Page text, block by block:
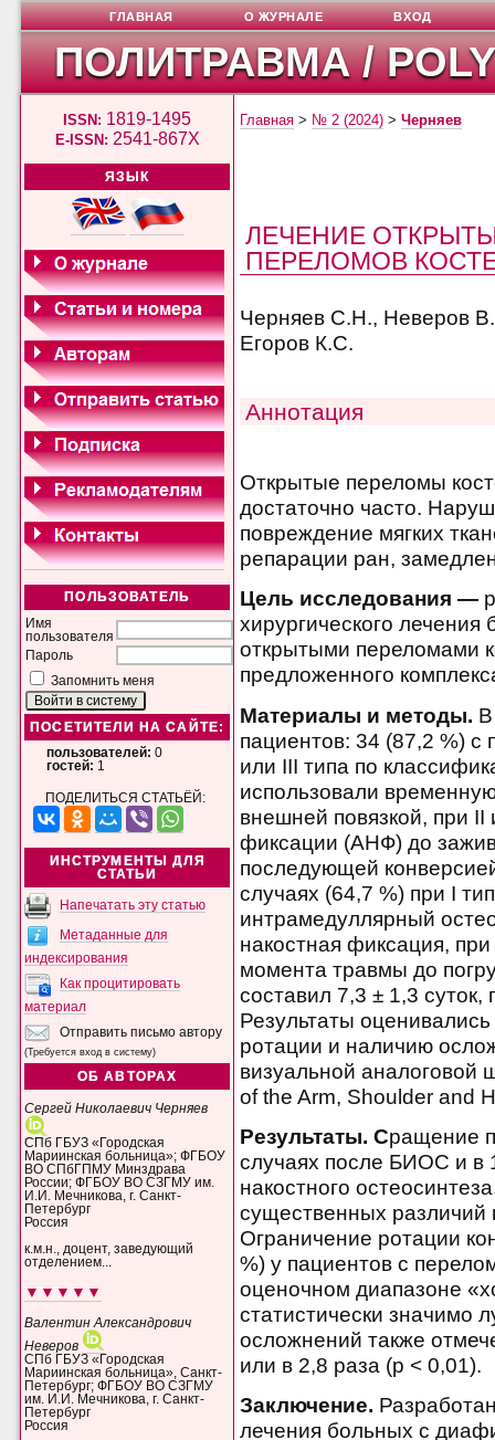
ПОЛИТРАВМА /
ISSN: 1819-1495
E-ISSN: 2541-867X
ЯЗЫК
ПОЛЬЗОВАТЕЛЬ
Имя
пользователя
Пароль
Запомнить меня
ПОСЕТИТЕЛИ НА САЙТЕ:
пользователей: 0
гостей: 1
ПОДЕЛИТЬСЯ СТАТЬЁЙ:
ИНСТРУМЕНТЫ ДЛЯ
СТАТЬИ
Напечатать эту статью
Метаданные для
индексирования
Как процитировать
материал
Отправить письмо автору
(Требуется вход в систему)
ОБ АВТОРАХ
Сергей Николаевич Черняев
СПб ГБУЗ «Городская
Мариинская больница»; ФГБОУ
ВО СПбГПМУ Минздрава
России; ФГБОУ ВО СЗГМУ им.
И.И. Мечникова, г. Санкт-
Петербург
Россия
к.м.н., доцент, заведующий
отделением...
▼▼▼▼▼
Валентин Александрович
Неверов
СПб ГБУЗ «Городская
Мариинская больница», Санкт-
Петербург; ФГБОУ ВО СЗГМУ
им. И.И. Мечникова, г. Санкт-
Петербург
Россия
ГЛАВНАЯ О ЖУРНАЛЕ ВХОД
Главная > № 2 (2024) >Черняев
ЛЕЧЕНИЕ
ПЕРЕЛОМОВ
Черняев С.Н., Неверов
Егоров К.С.
Аннотация
Открытые переломы
достаточно часто.
повреждение мягких
репарации ран,
Цель исследования —
хирургического
открытыми переломами
предложенного
Материалы и методы.
пациентов: 34 (87,2 %)
или III типа по
использовали
внешней повязкой, при
фиксации (АНФ) до
последующей
случаях (64,7 %) при I
интрамедуллярный
накостная фиксация,
момента травмы до
составил 7,3 ± 1,3
Результаты
ротации и наличию
визуальной
of the Arm, Shoulder and
Результаты. Сращение
случаях после БИОС и в
накостного
существенных
Ограничение ротации
%) у пациентов с
оценочном диапазоне
статистически значимо
осложнений также
или в 2,8 раза (р < 0,01).
Заключение.
лечения больных с